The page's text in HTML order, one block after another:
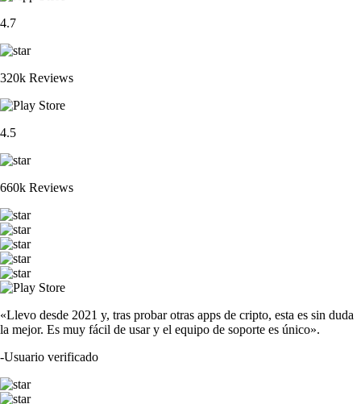
4.7
320k Reviews
4.5
660k Reviews
«Llevo desde 2021 y, tras probar otras apps de cripto, esta es sin duda
la mejor. Es muy fácil de usar y el equipo de soporte es único».
-Usuario verificado